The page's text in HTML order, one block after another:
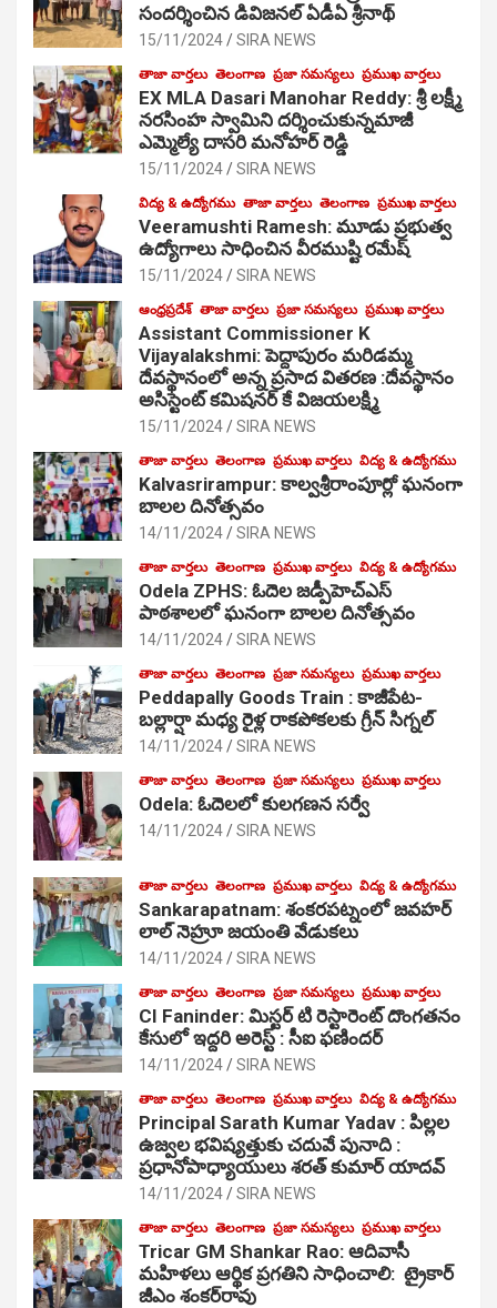
సంద‌ర్శించిన డివిజనల్ ఏడీఏ శ్రీనాథ్
15/11/2024 SIRA NEWS
తాజా వార్తలు తెలంగాణ ప్రజా సమస్యలు ప్రముఖ వార్తలు
EX MLA Dasari Manohar Reddy: శ్రీ లక్ష్మీ
నరసింహ స్వామిని దర్శించుకున్నమాజీ
ఎమ్మెల్యే దాసరి మనోహర్ రెడ్డి
15/11/2024 SIRA NEWS
విద్య & ఉద్యోగము తాజా వార్తలు తెలంగాణ ప్రముఖ వార్తలు
Veeramushti Ramesh: మూడు ప్రభుత్వ
ఉద్యోగాలు సాధించిన వీరముష్టి రమేష్
15/11/2024 SIRA NEWS
ఆంధ్రప్రదేశ్ తాజా వార్తలు ప్రజా సమస్యలు ప్రముఖ వార్తలు
Assistant Commissioner K
Vijayalakshmi: పెద్దాపురం మరిడమ్మ
దేవస్థానంలో అన్న ప్రసాద వితరణ :దేవస్థానం
అసిస్టెంట్ కమిషనర్ కే విజయలక్ష్మి
15/11/2024 SIRA NEWS
తాజా వార్తలు తెలంగాణ ప్రముఖ వార్తలు విద్య & ఉద్యోగము
Kalvasrirampur: కాల్వశ్రీరాంపూర్లో ఘనంగా
బాలల దినోత్సవం
14/11/2024 SIRA NEWS
తాజా వార్తలు తెలంగాణ ప్రముఖ వార్తలు విద్య & ఉద్యోగము
Odela ZPHS: ఓదెల జ‌డ్పీహెచ్ఎస్
పాఠ‌శాల‌లో ఘనంగా బాలల దినోత్సవం
14/11/2024 SIRA NEWS
తాజా వార్తలు తెలంగాణ ప్రజా సమస్యలు ప్రముఖ వార్తలు
Peddapally Goods Train : కాజీపేట-
బల్లార్షా మధ్య రైళ్ల రాకపోకలకు గ్రీన్ సిగ్నల్
14/11/2024 SIRA NEWS
తాజా వార్తలు తెలంగాణ ప్రజా సమస్యలు ప్రముఖ వార్తలు
Odela: ఓదెలలో కులగణన సర్వే
14/11/2024 SIRA NEWS
తాజా వార్తలు తెలంగాణ ప్రముఖ వార్తలు విద్య & ఉద్యోగము
Sankarapatnam: శంకరపట్నంలో జవహర్
లాల్ నెహ్రూ జయంతి వేడుకలు
14/11/2024 SIRA NEWS
తాజా వార్తలు తెలంగాణ ప్రజా సమస్యలు ప్రముఖ వార్తలు
CI Faninder: మిస్టర్ టి రెస్టారెంట్ దొంగతనం
కేసులో ఇద్దరి అరెస్ట్ : సీఐ ఫణిందర్
14/11/2024 SIRA NEWS
తాజా వార్తలు తెలంగాణ ప్రముఖ వార్తలు విద్య & ఉద్యోగము
Principal Sarath Kumar Yadav : పిల్లల
ఉజ్వల భవిష్యత్తుకు చదువే పునాది :
ప్రధానోపాధ్యాయులు శరత్ కుమార్ యాదవ్
14/11/2024 SIRA NEWS
తాజా వార్తలు తెలంగాణ ప్రజా సమస్యలు ప్రముఖ వార్తలు
Tricar GM Shankar Rao: ఆదివాసీ
మహిళలు ఆర్థిక ప్రగతిని సాధించాలి: ట్రైకార్
జీఎం శంకర్‌రావు